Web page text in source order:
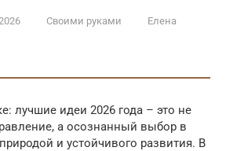
Своими руками
Елена
лучшие идеи 2026 года – это не
а осознанный выбор в
и устойчивого развития. В